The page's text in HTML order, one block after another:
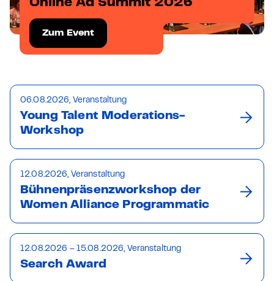
Online Ad Summit 2026
Zum Event
06.08.2026, Veranstaltung
Young Talent Moderations-
Workshop
12.08.2026, Veranstaltung
Bühnenpräsenzworkshop der
Women Alliance Programmatic
12.08.2026 – 15.08.2026, Veranstaltung
Search Award